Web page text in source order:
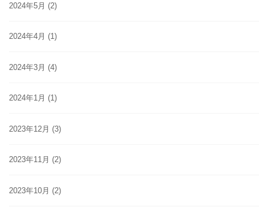
2024年5月 (2)
2024年4月 (1)
2024年3月 (4)
2024年1月 (1)
2023年12月 (3)
2023年11月 (2)
2023年10月 (2)